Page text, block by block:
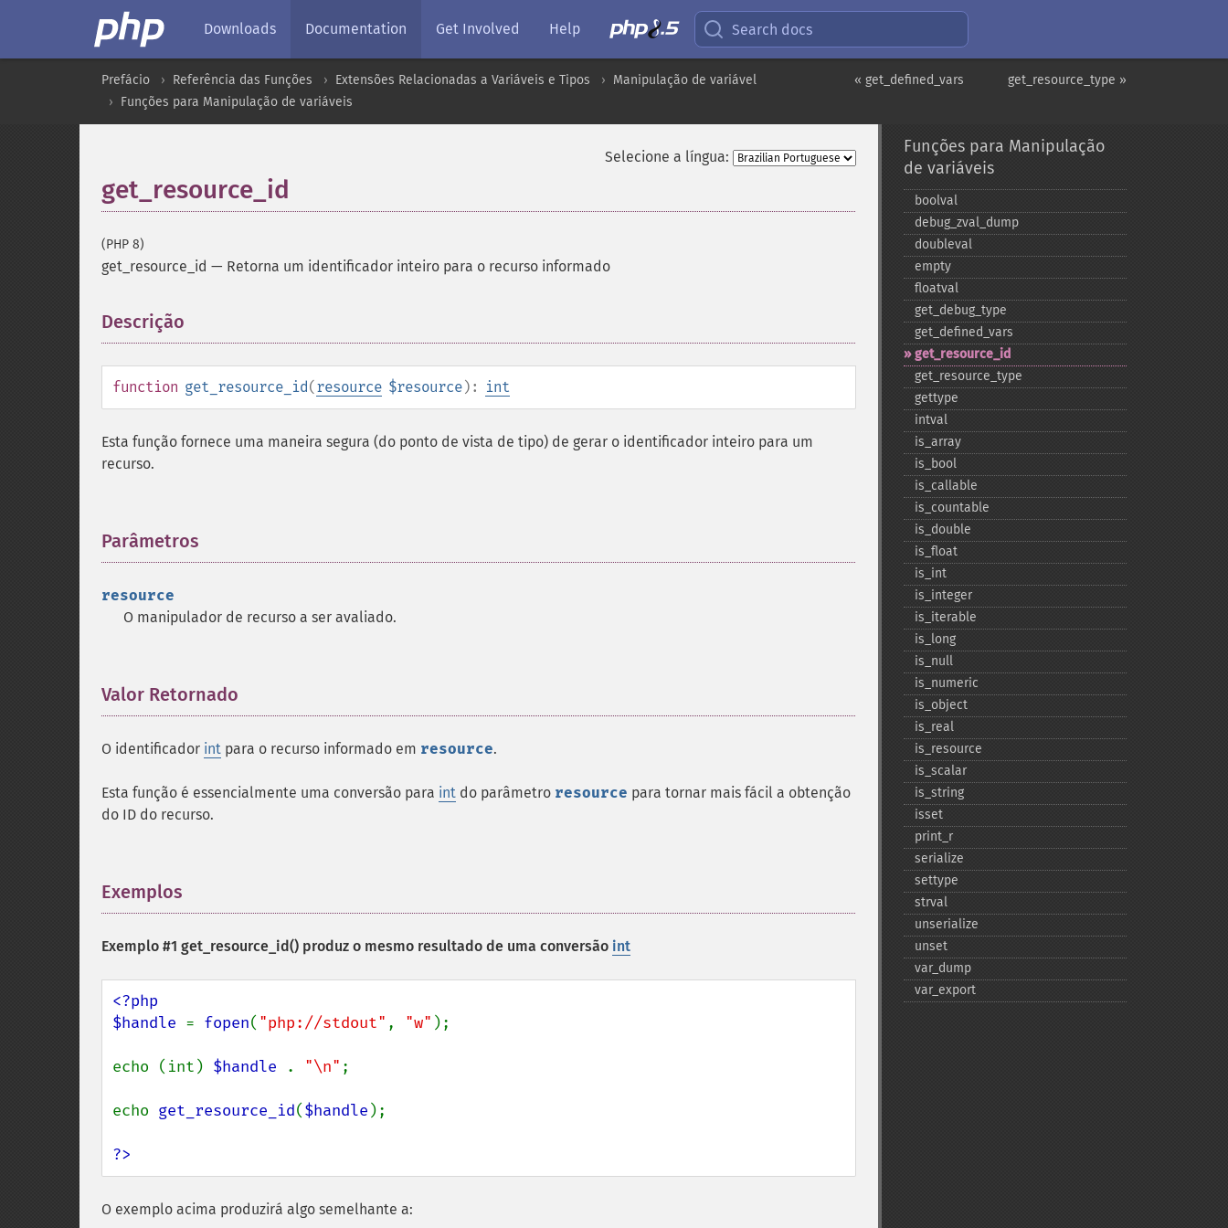
Downloads Documentation Get Involved Help Search docs
get_resource_type »
« get_defined_vars
Prefácio Referência das Funções Extensões Relacionadas a Variáveis e Tipos
Manipulação de variável
Funções para Manipulação de variáveis
Selecione a língua:
get_resource_id
(PHP 8)
get_resource_id — Retorna um identificador inteiro para o recurso informado
Descrição
function get_resource_id(resource $resource): int
Esta função fornece uma maneira segura (do ponto de vista de tipo) de gerar o identificador inteiro para um
recurso.
Parâmetros
resource
O manipulador de recurso a ser avaliado.
Valor Retornado
O identificador int para o recurso informado em resource.
Esta função é essencialmente uma conversão para int do parâmetro resource para tornar mais fácil a obtenção
do ID do recurso.
Exemplos
Exemplo #1 get_resource_id() produz o mesmo resultado de uma conversão int
<?php
$handle = fopen( "php://stdout" , "w" );
echo (int) $handle . "\n" ;
echo get_resource_id($handle );
?>
O exemplo acima produzirá algo semelhante a:
Funções para Manipulação
de variáveis
boolval
debug_​zval_​dump
doubleval
empty
floatval
get_​debug_​type
get_​defined_​vars
get_​resource_​id
get_​resource_​type
gettype
intval
is_​array
is_​bool
is_​callable
is_​countable
is_​double
is_​float
is_​int
is_​integer
is_​iterable
is_​long
is_​null
is_​numeric
is_​object
is_​real
is_​resource
is_​scalar
is_​string
isset
print_​r
serialize
settype
strval
unserialize
unset
var_​dump
var_​export